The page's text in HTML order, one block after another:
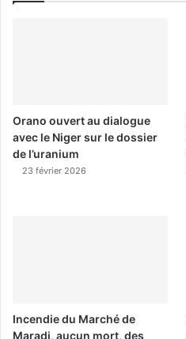
Orano ouvert au dialogue
avec le Niger sur le dossier
de l’uranium
23 février 2026
Incendie du Marché de
Maradi, aucun mort, des